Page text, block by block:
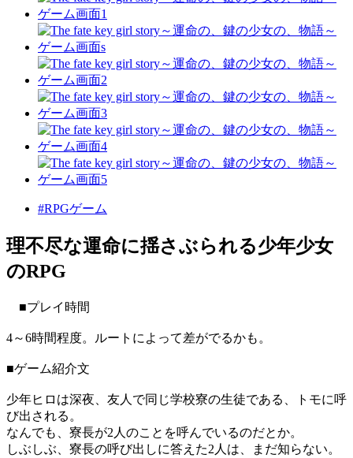
#RPGゲーム
理不尽な運命に揺さぶられる少年少女
のRPG
■プレイ時間
4～6時間程度。ルートによって差がでるかも。
■ゲーム紹介文
少年ヒロは深夜、友人で同じ学校寮の生徒である、トモに呼
び出される。
なんでも、寮長が2人のことを呼んでいるのだとか。
しぶしぶ、寮長の呼び出しに答えた2人は、まだ知らない。